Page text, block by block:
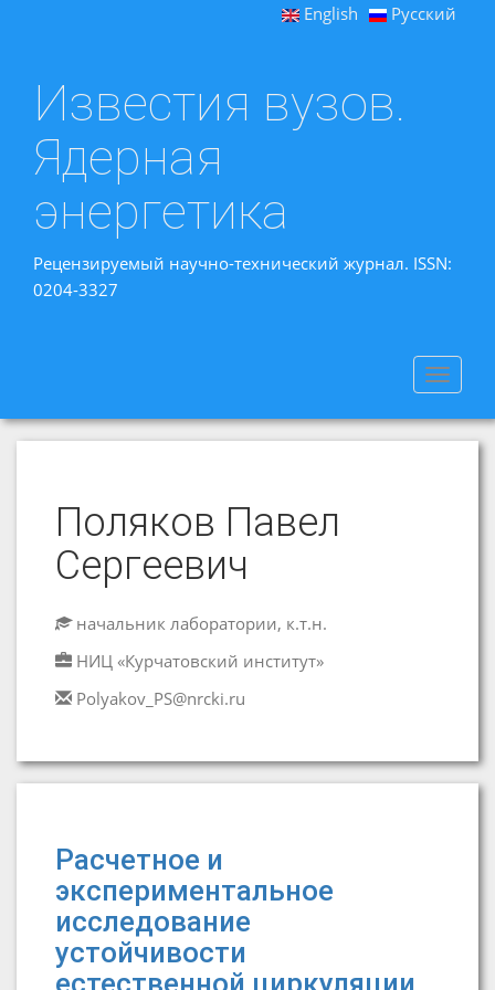
English Русский
Известия вузов.
Ядерная
энергетика
Рецензируемый научно-технический журнал. ISSN:
0204-3327
Toggle
Поляков Павел
Сергеевич
начальник лаборатории, к.т.н.
НИЦ «Курчатовский институт»
Polyakov_PS@nrcki.ru
Расчетное и
экспериментальное
исследование
устойчивости
естественной циркуляции